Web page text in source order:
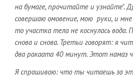
на бумаге, прочитайте и узнайте".
совершаю омовение, мою руки, и
то участка тела не коснулась
снова и снова. Третьи говорят: я
два ракаата 40 минут. Этот намаз
Я спрашиваю: что ты читаешь за